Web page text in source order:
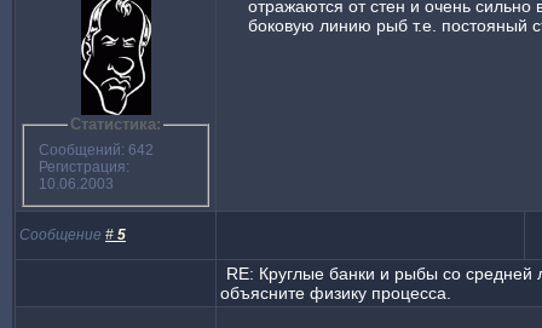
Статистика:
Сообщений: 642
Регистрация:
10.06.2003
отражаются от стен и очень сильно
боковую линию рыб т.е. постояный
Сообщение # 5
RE: Круглые банки и рыбы со средней
объясните физику процесса.